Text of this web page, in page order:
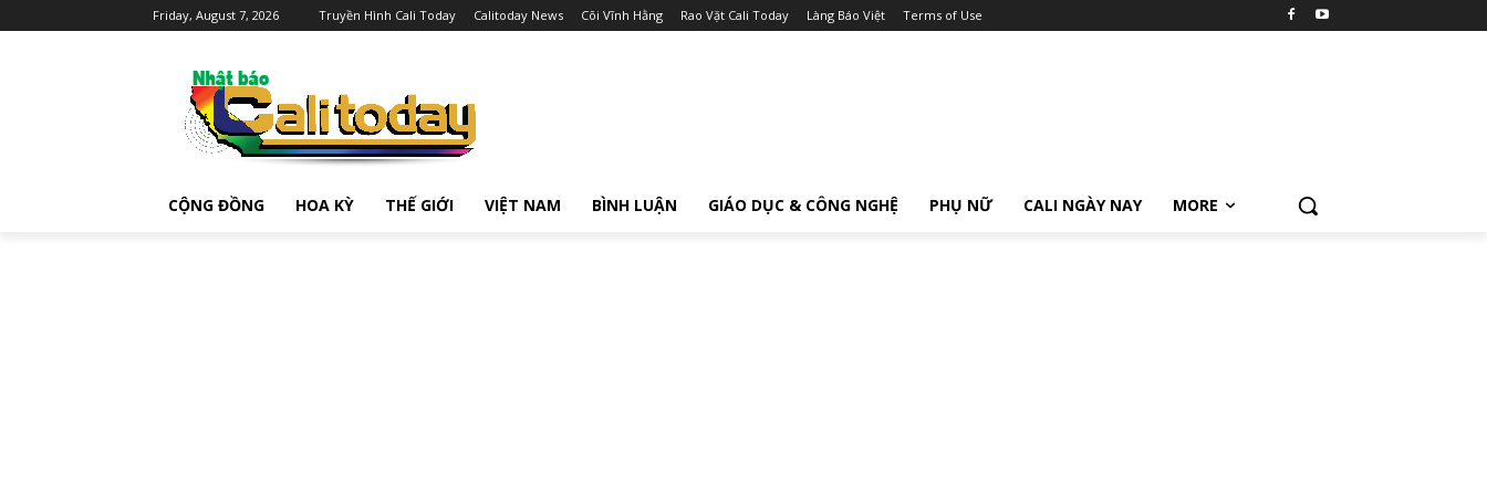
Friday, August 7, 2026 Truyền Hình Cali Today Calitoday News Cõi Vĩnh Hằng Rao Vặt Cali Today Làng Báo Việt Terms of Use
CỘNG ĐỒNG HOA KỲ THẾ GIỚI VIỆT NAM BÌNH LUẬN GIÁO DỤC & CÔNG NGHỆ PHỤ NỮ CALI NGÀY NAY MORE